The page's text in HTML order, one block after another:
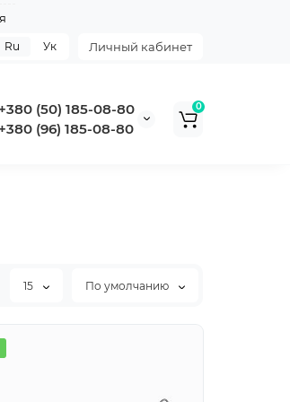
Личный кабинет
Ru Ук
+380 (50) 185-08-80
+380 (96) 185-08-80
0
15 По умолчанию